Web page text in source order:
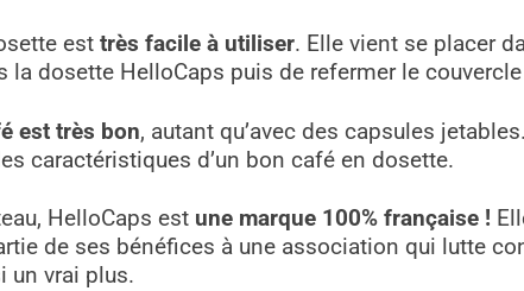
est très facile à utiliser. Elle vient se placer
la dosette HelloCaps puis de refermer le
est très bon, autant qu’avec des capsules
caractéristiques d’un bon café en dosette.
HelloCaps est une marque 100% française !
de ses bénéfices à une association qui lutte
un vrai plus.